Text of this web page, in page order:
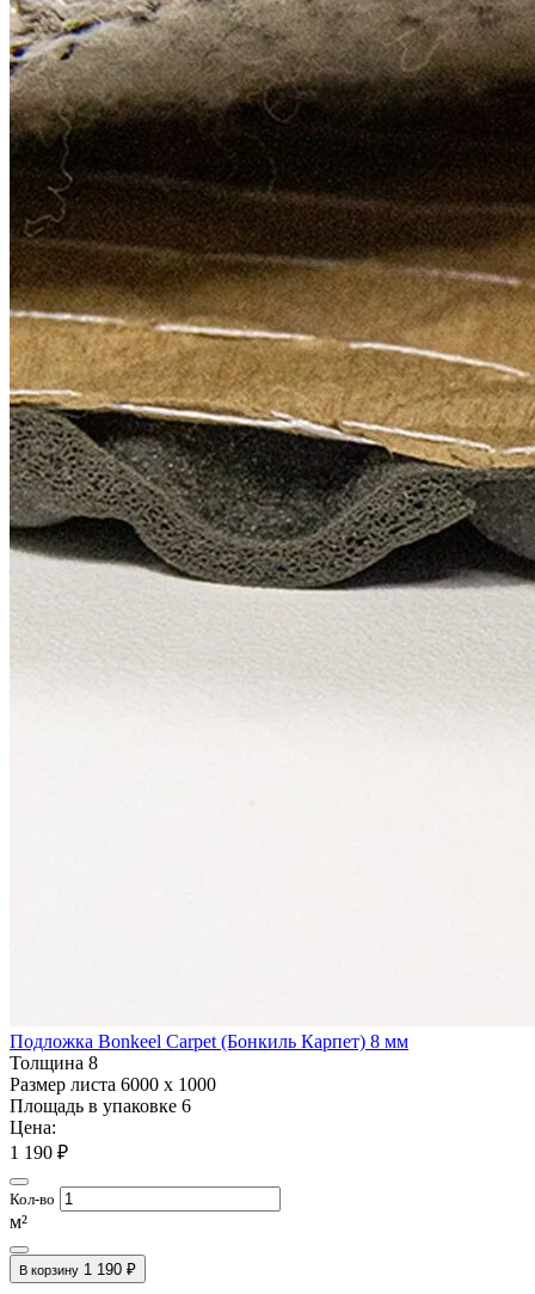
Подложка Bonkeel Carpet (Бонкиль Карпет) 8 мм
Толщина 8
Размер листа 6000 х 1000
Площадь в упаковке 6
Цена:
1 190 ₽
Кол-во
м²
В корзину 1 190 ₽